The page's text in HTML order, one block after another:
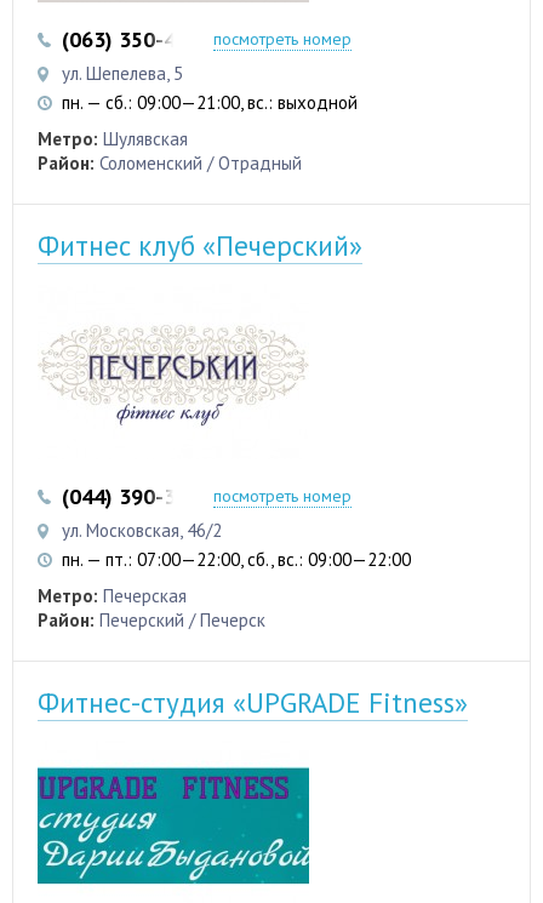
(063) 350-45-99посмотреть номер
ул. Шепелева, 5
пн. — сб.: 09:00—21:00, вс.: выходной
Метро: Шулявская
Район: Соломенский / Отрадный
Фитнес клуб «Печерский»
(044) 390-35-50посмотреть номер
ул. Московская, 46/2
пн. — пт.: 07:00—22:00, сб., вс.: 09:00—22:00
Метро: Печерская
Район: Печерский / Печерск
Фитнес-студия «UPGRADE Fitness»